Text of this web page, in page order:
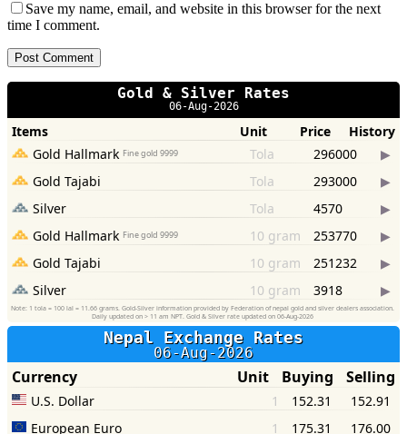
Save my name, email, and website in this browser for the next
time I comment.